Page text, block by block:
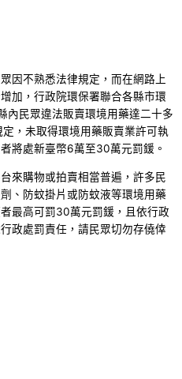
因不熟悉法律規定，而在網路上
加，行政院環保署聯合各縣市環
內民眾違法販賣環境用藥達二十多
，未取得環境用藥販賣業許可執
將處新臺幣6萬至30萬元罰鍰。
來購物或拍賣相當普遍，許多民
、防蚊掛片或防蚊液等環境用藥
最高可罰30萬元罰鍰，且依行政
政處罰責任，請民眾切勿存僥倖